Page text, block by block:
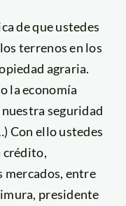
de que ustedes
terrenos en los
agraria.
la economía
seguridad
Con ello ustedes
crédito,
mercados, entre
presidente